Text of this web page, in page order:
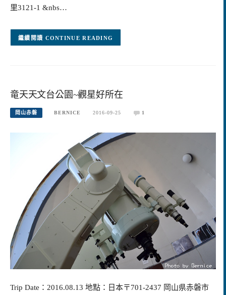
里3121-1 &nbs…
CONTINUE READING
竜天天文台公園~觀星好所在
岡山赤磐 BERNICE 2016-09-25 1
Trip Date：2016.08.13 地點：日本〒701-2437 岡山県赤磐市